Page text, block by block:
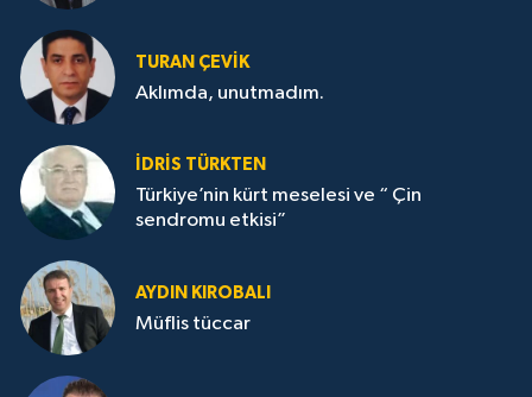
TURAN ÇEVİK
Aklımda, unutmadım.
İDRİS TÜRKTEN
Türkiye’nin kürt meselesi ve “ Çin
sendromu etkisi”
AYDIN KIROBALI
Müflis tüccar